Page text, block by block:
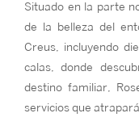
Situado en la parte
de la belleza del
Creus, incluyendo
calas, donde
destino familiar,
servicios que